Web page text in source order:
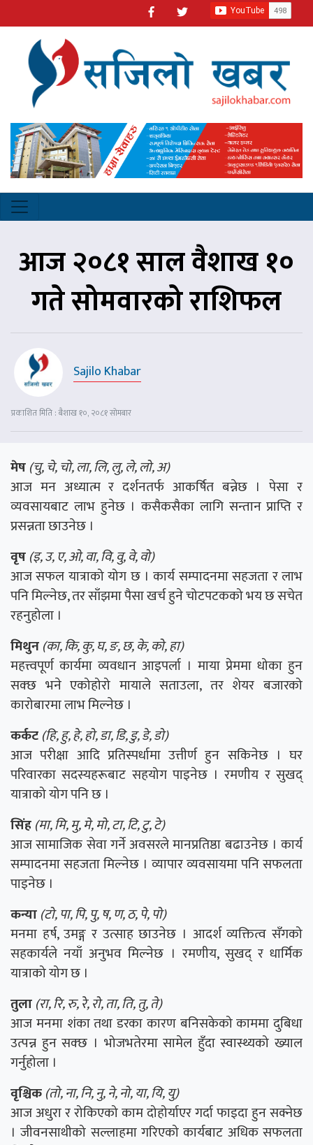
आज २०८१ साल वैशाख १०
गते सोमवारको राशिफल
Sajilo Khabar
प्रकाशित मिति : बैशाख १०, २०८१ सोमबार
मेष(चु, चे, चो, ला, लि, लु, ले, लो, अ)
आज मन अध्यात्म र दर्शनतर्फ आकर्षित बन्नेछ । पेसा र
व्यवसायबाट लाभ हुनेछ । कसैकसैका लागि सन्तान प्राप्ति र
प्रसन्नता छाउनेछ ।
वृष(इ, उ, ए, ओ, वा, वि, वु, वे, वो)
आज सफल यात्राको योग छ । कार्य सम्पादनमा सहजता र लाभ
पनि मिल्नेछ, तर साँझमा पैसा खर्च हुने चोटपटकको भय छ सचेत
रहनुहोला ।
मिथुन(का, कि, कु, घ, ङ, छ, के, को, हा)
महत्त्वपूर्ण कार्यमा व्यवधान आइपर्ला । माया प्रेममा धोका हुन
सक्छ भने एकोहोरो मायाले सताउला, तर शेयर बजारको
कारोबारमा लाभ मिल्नेछ ।
कर्कट(हि, हु, हे, हो, डा, डि, डु, डे, डो)
आज परीक्षा आदि प्रतिस्पर्धामा उत्तीर्ण हुन सकिनेछ । घर
परिवारका सदस्यहरूबाट सहयोग पाइनेछ । रमणीय र सुखद्
यात्राको योग पनि छ ।
सिंह(मा, मि, मु, मे, मो, टा, टि, टु, टे)
आज सामाजिक सेवा गर्ने अवसरले मानप्रतिष्ठा बढाउनेछ । कार्य
सम्पादनमा सहजता मिल्नेछ । व्यापार व्यवसायमा पनि सफलता
पाइनेछ ।
कन्या(टो, पा, पि, पु, ष, ण, ठ, पे, पो)
मनमा हर्ष, उमङ्ग र उत्साह छाउनेछ । आदर्श व्यक्तित्व सँगको
सहकार्यले नयाँ अनुभव मिल्नेछ । रमणीय, सुखद् र धार्मिक
यात्राको योग छ ।
तुला(रा, रि, रु, रे, रो, ता, ति, तु, ते)
आज मनमा शंका तथा डरका कारण बनिसकेको काममा दुबिधा
उत्पन्न हुन सक्छ । भोजभतेरमा सामेल हुँदा स्वास्थ्यको ख्याल
गर्नुहोला ।
वृश्चिक(तो, ना, नि, नु, ने, नो, या, यि, यु)
आज अधुरा र रोकिएको काम दोहोर्याएर गर्दा फाइदा हुन सक्नेछ
। जीवनसाथीको सल्लाहमा गरिएको कार्यबाट अधिक सफलता